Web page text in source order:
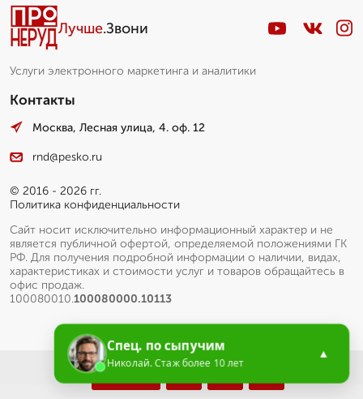
Лучше.Звони
Услуги электронного маркетинга и аналитики
Контакты
Москва, Лесная улица, 4. оф. 12
rnd@pesko.ru
© 2016 - 2026 гг.
Политика конфиденциальности
Сайт носит исключительно информационный характер и не
является публичной офертой, определяемой положениями ГК
РФ. Для получения подробной информации о наличии, видах,
характеристиках и стоимости услуг и товаров обращайтесь в
офис продаж.
100080010.100080000.10113
Спец. по сыпучим
Николай. Стаж более 10 лет
▲